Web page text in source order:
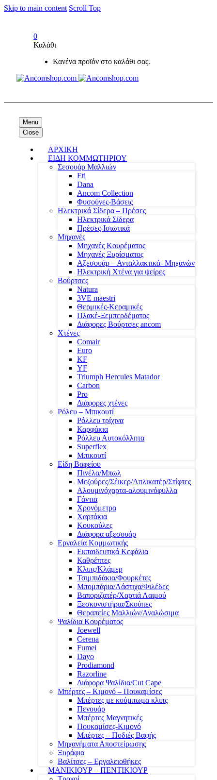
Skip to main content Scroll Top
0
Καλάθι
Κανένα προϊόν στο καλάθι σας.
Menu
Close
ΑΡΧΙΚΗ
ΕΙΔΗ ΚΟΜΜΩΤΗΡΙΟΥ
Σεσουάρ Μαλλιών
Eti
Dana
Ancom Collection
Φυσούνες-Βάσεις
Ηλεκτρικά Σίδερα – Πρέσες
Ηλεκτρικά Σίδερα
Πρέσες-Ισιωτικά
Μηχανές
Μηχανές Κουρέματος
Μηχανές Ξυρίσματος
Αξεσουάρ – Ανταλλακτικά- Μηχανών
Ηλεκτρική Χτένα για ψείρες
Βούρτσες
Natura
3VE maestri
Θερμικές-Κεραμικές
Πλακέ-Ξεμπερδέματος
Διάφορες Βούρτσες ancom
Χτένες
Comair
Euro
KF
YF
Triumph Hercules Matador
Carbon
Pro
Διάφορες χτένες
Ρόλευ – Μπικουτί
Ρόλλευ τρίχινα
Καρφάκια
Ρόλλευ Αυτοκόλλητα
Superflex
Μπικουτί
Είδη Βαφείου
Πινέλα/Μπωλ
Μεζούρες/Σέικερ/Απλικατέρ/Στίφτες
Αλουμινόχαρτα-αλουμινόφυλλα
Γάντια
Χρονόμετρα
Χαρτάκια
Κουκούλες
Διάφορα αξεσουάρ
Εργαλεία Κομμωτικής
Εκπαιδευτικά Κεφάλια
Καθρέπτες
Κλιπς/Κλάμερ
Τσιμπιδάκια/Φουρκέτες
Μπομπάρια/Λάστιχα/Φιλέδες
Βαποριζατέρ/Χαρτιά Λαιμού
Ξεσκονιστήρια/Σκούπες
Θεραπείες Μαλλιών/Αναλώσιμα
Ψαλίδια Κουρέματος
Joewell
Cerena
Fumei
Dayo
Prodiamond
Razorline
Διάφορα Ψαλίδια/Cut Cape
Μπέρτες – Κιμονό – Πουκαμίσες
Μπέρτες με κούμπωμα κλιπς
Πενουάρ
Μπέρτες Μαγνητικές
Πουκαμίσες-Κιμονό
Μπέρτες – Ποδιές Βαφής
Μηχανήματα Αποστείρωσης
Ξυράφια
Βαλίτσες – Εργαλειοθήκες
ΜΑΝΙΚΙΟΥΡ – ΠΕΝΤΙΚΙΟΥΡ